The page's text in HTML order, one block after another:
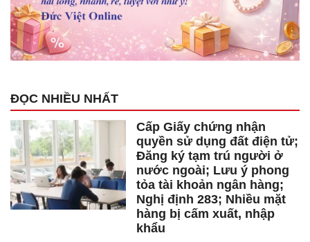
ĐỌC NHIỀU NHẤT
Cấp Giấy chứng nhận
quyền sử dụng đất điện tử;
Đăng ký tạm trú người ở
nước ngoài; Lưu ý phong
tỏa tài khoản ngân hàng;
Nghị định 283; Nhiều mặt
hàng bị cấm xuất, nhập
khẩu